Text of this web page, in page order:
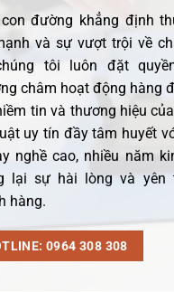
đường khẳng định
và sự vượt trội về
tôi luôn đặt
châm hoạt động hàng
tin và thương hiệu
uy tín đầy tâm huyết
nghề cao, nhiều năm
lại sự hài lòng và yên
hàng.
0964 308 308